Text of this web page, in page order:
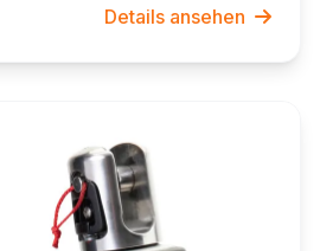
Details ansehen